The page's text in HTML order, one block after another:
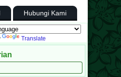
Hubungi Kami
Translate